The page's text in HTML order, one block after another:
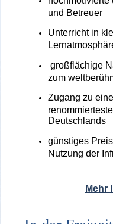
und Betreuer
Unterricht in
großflächige
zum
Zugang zu
Deutschlands
günstiges
Nutzung der
Mehr